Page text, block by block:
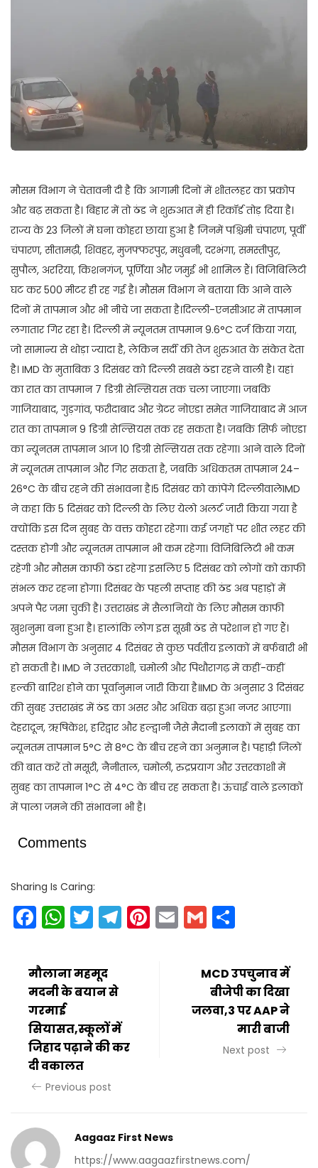
मौसम विभाग ने चेतावनी दी है कि आगामी दिनों में शीतलहर का प्रकोप
और बढ़ सकता है। बिहार में तो ठंड ने शुरुआत में ही रिकॉर्ड तोड़ दिया है।
राज्य के 23 जिलों में घना कोहरा छाया हुआ है जिनमें पश्चिमी चंपारण, पूर्वी
चंपारण, सीतामढ़ी, शिवहर, मुजफ्फरपुर, मधुबनी, दरभंगा, समस्तीपुर,
सुपौल, अररिया, किशनगंज, पूर्णिया और जमुई भी शामिल हैं। विजिबिलिटी
घट कर 500 मीटर ही रह गई है। मौसम विभाग ने बताया कि आने वाले
दिनों में तापमान और भी नीचे जा सकता है।दिल्ली-एनसीआर में तापमान
लगातार गिर रहा है। दिल्ली में न्यूनतम तापमान 9.6°C दर्ज किया गया,
जो सामान्य से थोड़ा ज्यादा है, लेकिन सर्दी की तेज शुरुआत के संकेत देता
है। IMD के मुताबिक 3 दिसंबर को दिल्ली सबसे ठंडा रहने वाली है। यहां
का रात का तापमान 7 डिग्री सेल्सियस तक चला जाएगा। जबकि
गाजियाबाद, गुड़गांव, फरीदाबाद और ग्रेटर नोएडा समेत गाजियाबाद में आज
रात का तापमान 9 डिग्री सेल्सियस तक रह सकता है। जबकि सिर्फ नोएडा
का न्यूनतम तापमान आज 10 डिग्री सेल्सियस तक रहेगा। आने वाले दिनों
में न्यूनतम तापमान और गिर सकता है, जबकि अधिकतम तापमान 24–
26°C के बीच रहने की संभावना है।5 दिसंबर को कांपेंगे दिल्लीवालेIMD
ने कहा कि 5 दिसंबर को दिल्ली के लिए येलो अलर्ट जारी किया गया है
क्योंकि इस दिन सुबह के वक्त कोहरा रहेगा। कई जगहों पर शीत लहर की
दस्तक होगी और न्यूनतम तापमान भी कम रहेगा। विजिबिलिटी भी कम
रहेगी और मौसम काफी ठंडा रहेगा इसलिए 5 दिसंबर को लोगों को काफी
संभल कर रहना होगा। दिसंबर के पहली सप्ताह की ठंड अब पहाड़ों में
अपने पैर जमा चुकी है। उत्तराखंड में सैलानियों के लिए मौसम काफी
खुशनुमा बना हुआ है। हालांकि लोग इस सूखी ठंड से परेशान हो गए हैं।
मौसम विभाग के अनुसार 4 दिसंबर से कुछ पर्वतीय इलाकों में बर्फबारी भी
हो सकती है। IMD ने उत्तरकाशी, चमोली और पिथौरागढ़ में कहीं-कहीं
हल्की बारिश होने का पूर्वानुमान जारी किया है।IMD के अनुसार 3 दिसंबर
की सुबह उत्तराखंड में ठंड का असर और अधिक बढ़ा हुआ नजर आएगा।
देहरादून, ऋषिकेश, हरिद्वार और हल्द्वानी जैसे मैदानी इलाकों में सुबह का
न्यूनतम तापमान 5°C से 8°C के बीच रहने का अनुमान है। पहाड़ी जिलों
की बात करें तो मसूरी, नैनीताल, चमोली, रुद्रप्रयाग और उत्तरकाशी में
सुबह का तापमान 1°C से 4°C के बीच रह सकता है। ऊंचाई वाले इलाकों
में पाला जमने की संभावना भी है।
Comments
Sharing Is Caring:
Facebook
WhatsApp
Twitter
Telegram
Pinterest
EmailGmail
मौलाना महमूद
मदनी के बयान से
गरमाई
सियासत,स्कूलों में
जिहाद पढ़ाने की कर
दी वकालत
Previous post
MCD उपचुनाव में
बीजेपी का दिखा
जलवा,3 पर AAP ने
मारी बाजी
Next post
Aagaaz First News
https://www.aagaazfirstnews.com/